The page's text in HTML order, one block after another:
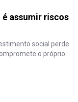
é assumir riscos
social perde
o próprio